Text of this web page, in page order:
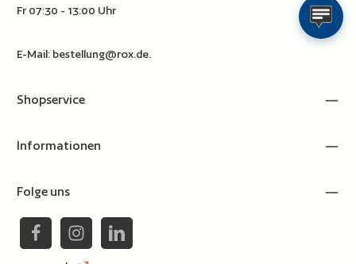
Fr 07:30 - 13:00 Uhr
E-Mail: bestellung@rox.de.
Shopservice
Informationen
Folge uns